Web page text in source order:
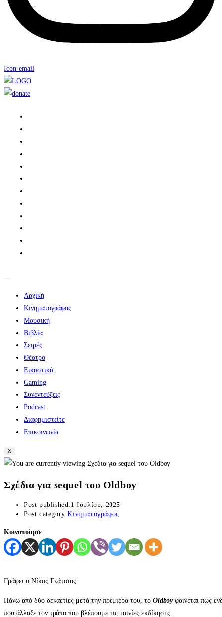
Icon-email
Αρχική
Κινηματογράφος
Μουσική
Βιβλία
Σειρές
Θέατρο
Εικαστικά
Gaming
Συνεντεύξεις
Podcast
Διαφημιστείτε
Επικοινωνία
X
Σχέδια για sequel του Oldboy
Post published: 1 Ιουλίου, 2025
Post category:Κινηματογράφος
Κοινοποίησε
Γράφει ο Νίκος Γκάτσιος
Πάνω από δύο δεκαετίες μετά την πρεμιέρα του, το Oldboyφαίνεται πως
που άλλαξε τον τρόπο που βλέπουμε τις ταινίες εκδίκησης.